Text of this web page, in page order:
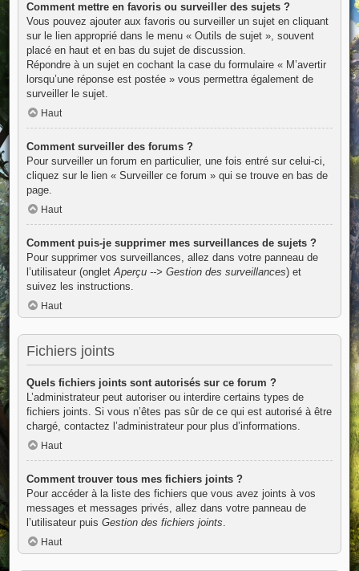
Comment mettre en favoris ou surveiller des sujets ?
Vous pouvez ajouter aux favoris ou surveiller un sujet en cliquant
sur le lien approprié dans le menu « Outils de sujet », souvent
placé en haut et en bas du sujet de discussion.
Répondre à un sujet en cochant la case du formulaire « M’avertir
lorsqu’une réponse est postée » vous permettra également de
surveiller le sujet.
Haut
Comment surveiller des forums ?
Pour surveiller un forum en particulier, une fois entré sur celui-ci,
cliquez sur le lien « Surveiller ce forum » qui se trouve en bas de
page.
Haut
Comment puis-je supprimer mes surveillances de sujets ?
Pour supprimer vos surveillances, allez dans votre panneau de
l’utilisateur (onglet Aperçu --> Gestion des surveillances) et
suivez les instructions.
Haut
Fichiers joints
Quels fichiers joints sont autorisés sur ce forum ?
L’administrateur peut autoriser ou interdire certains types de
fichiers joints. Si vous n’êtes pas sûr de ce qui est autorisé à être
chargé, contactez l’administrateur pour plus d’informations.
Haut
Comment trouver tous mes fichiers joints ?
Pour accéder à la liste des fichiers que vous avez joints à vos
messages et messages privés, allez dans votre panneau de
l’utilisateur puis Gestion des fichiers joints.
Haut